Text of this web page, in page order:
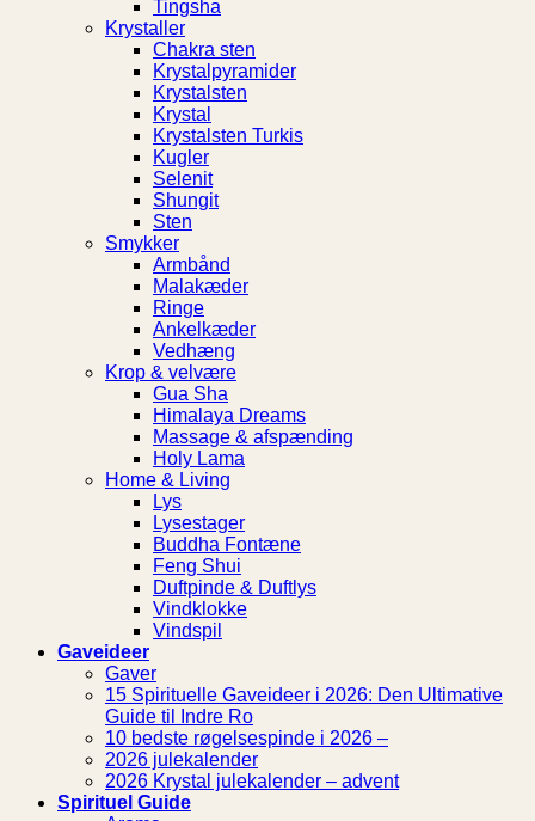
Tingsha
Krystaller
Chakra sten
Krystalpyramider
Krystalsten
Krystal
Krystalsten Turkis
Kugler
Selenit
Shungit
Sten
Smykker
Armbånd
Malakæder
Ringe
Ankelkæder
Vedhæng
Krop & velvære
Gua Sha
Himalaya Dreams
Massage & afspænding
Holy Lama
Home & Living
Lys
Lysestager
Buddha Fontæne
Feng Shui
Duftpinde & Duftlys
Vindklokke
Vindspil
Gaveideer
Gaver
15 Spirituelle Gaveideer i 2026: Den Ultimative
Guide til Indre Ro
10 bedste røgelsespinde i 2026 –
2026 julekalender
2026 Krystal julekalender – advent
Spirituel Guide